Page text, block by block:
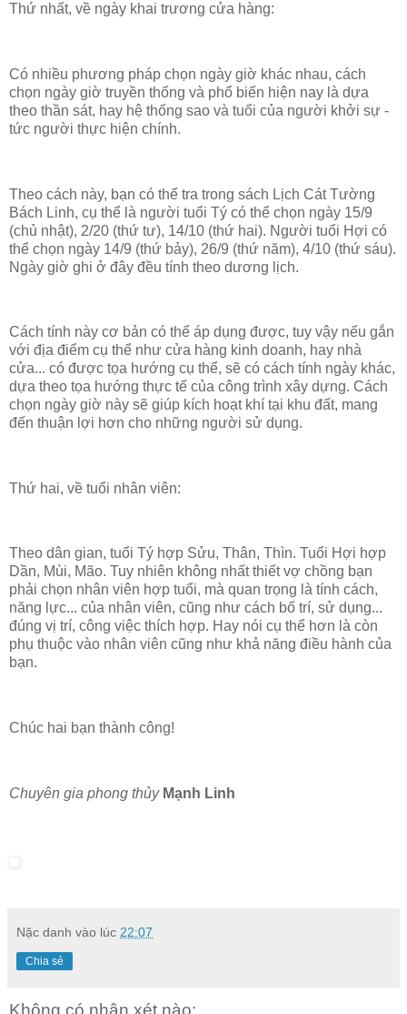
Thứ nhất, về ngày khai trương cửa hàng:
Có nhiều phương pháp chọn ngày giờ khác nhau, cách
chọn ngày giờ truyền thống và phổ biến hiện nay là dựa
theo thần sát, hay hệ thống sao và tuổi của người khởi sự -
tức người thực hiện chính.
Theo cách này, bạn có thể tra trong sách Lịch Cát Tường
Bách Linh, cụ thể là người tuổi Tý có thể chọn ngày 15/9
(chủ nhật), 2/20 (thứ tư), 14/10 (thứ hai). Người tuổi Hợi có
thể chọn ngày 14/9 (thứ bảy), 26/9 (thứ năm), 4/10 (thứ sáu).
Ngày giờ ghi ở đây đều tính theo dương lịch.
Cách tính này cơ bản có thể áp dụng được, tuy vậy nếu gắn
với địa điểm cụ thể như cửa hàng kinh doanh, hay nhà
cửa... có được tọa hướng cụ thể, sẽ có cách tính ngày khác,
dựa theo tọa hướng thực tế của công trình xây dựng. Cách
chọn ngày giờ này sẽ giúp kích hoạt khí tại khu đất, mang
đến thuận lợi hơn cho những người sử dụng.
Thứ hai, về tuổi nhân viên:
Theo dân gian, tuổi Tý hợp Sửu, Thân, Thìn. Tuổi Hợi hợp
Dần, Mùi, Mão. Tuy nhiên không nhất thiết vợ chồng bạn
phải chọn nhân viên hợp tuổi, mà quan trọng là tính cách,
năng lực... của nhân viên, cũng như cách bố trí, sử dụng...
đúng vị trí, công việc thích hợp. Hay nói cụ thể hơn là còn
phụ thuộc vào nhân viên cũng như khả năng điều hành của
bạn.
Chúc hai bạn thành công!
Chuyên gia phong thủy Mạnh Linh
Nặc danh vào lúc 22:07
Chia sẻ
Không có nhận xét nào: